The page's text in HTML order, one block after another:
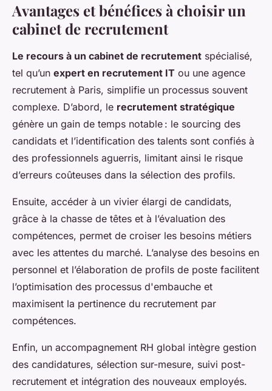
Avantages et bénéfices à choisir un
cabinet de recrutement
Le recours à un cabinet de recrutement spécialisé,
tel qu’un expert en recrutement IT ou une agence
recrutement à Paris, simplifie un processus souvent
complexe. D’abord, le recrutement stratégique
génère un gain de temps notable : le sourcing des
candidats et l’identification des talents sont confiés à
des professionnels aguerris, limitant ainsi le risque
d’erreurs coûteuses dans la sélection des profils.
Ensuite, accéder à un vivier élargi de candidats,
grâce à la chasse de têtes et à l’évaluation des
compétences, permet de croiser les besoins métiers
avec les attentes du marché. L’analyse des besoins en
personnel et l’élaboration de profils de poste facilitent
l’optimisation des processus d'embauche et
maximisent la pertinence du recrutement par
compétences.
Enfin, un accompagnement RH global intègre gestion
des candidatures, sélection sur-mesure, suivi post-
recrutement et intégration des nouveaux employés.